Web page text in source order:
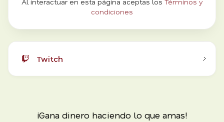
condiciones
Twitch
¡Gana dinero haciendo lo que amas!